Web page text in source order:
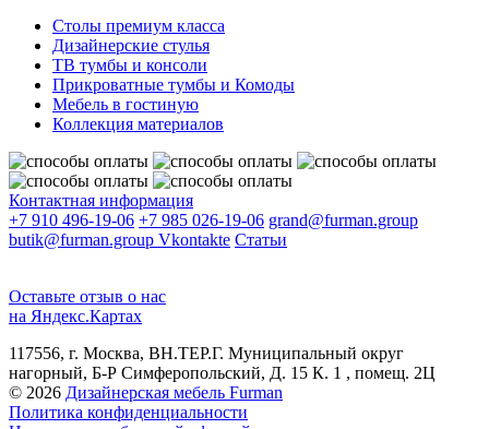
Столы премиум класса
Дизайнерские стулья
ТВ тумбы и консоли
Прикроватные тумбы и Комоды
Мебель в гостиную
Коллекция материалов
Контактная информация
+7 910 496-19-06 +7 985 026-19-06 grand@furman.group
butik@furman.group Vkontakte Статьи
Оставьте отзыв о нас
на Яндекс.Картах
117556, г. Москва, ВН.ТЕР.Г. Муниципальный округ
нагорный, Б-Р Симферопольский, Д. 15 К. 1 , помещ. 2Ц
© 2026 Дизайнерская мебель Furman
Политика конфиденциальности